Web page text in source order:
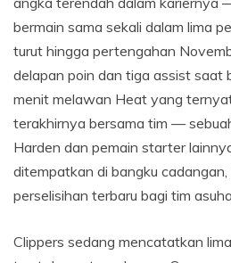
bermain sama sekali dalam lima
turut hingga pertengahan
delapan poin dan tiga assist saat
menit melawan Heat yang
terakhirnya bersama tim —
Harden dan pemain starter
ditempatkan di bangku
perselisihan terbaru bagi tim
Clippers sedang mencatatkan